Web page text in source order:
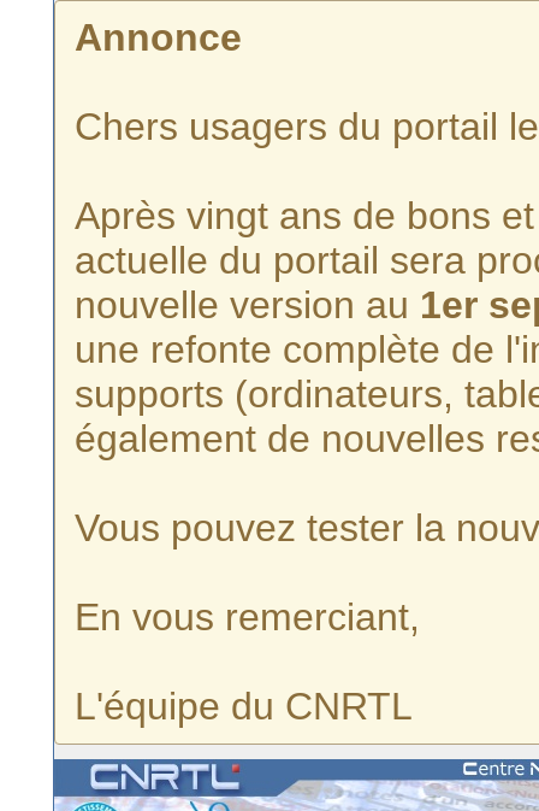
Annonce
Chers usagers du portail
Après vingt ans de bons
actuelle du portail sera
nouvelle version au 1er
une refonte complète de
supports (ordinateurs,
également de nouvelles
Vous pouvez tester la
En vous remerciant,
L'équipe du CNRTL